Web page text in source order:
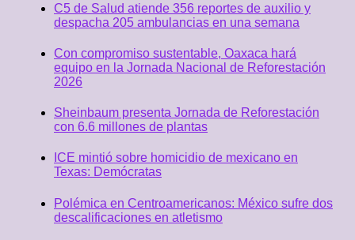
C5 de Salud atiende 356 reportes de auxilio y
despacha 205 ambulancias en una semana
Con compromiso sustentable, Oaxaca hará
equipo en la Jornada Nacional de Reforestación
2026
Sheinbaum presenta Jornada de Reforestación
con 6.6 millones de plantas
ICE mintió sobre homicidio de mexicano en
Texas: Demócratas
Polémica en Centroamericanos: México sufre dos
descalificaciones en atletismo